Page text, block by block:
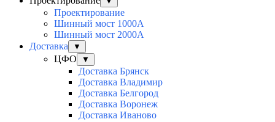
Проектирование
Шинный мост 1000А
Шинный мост 2000А
Доставка
▼
ЦФО ▼
Доставка Брянск
Доставка Владимир
Доставка Белгород
Доставка Воронеж
Доставка Иваново